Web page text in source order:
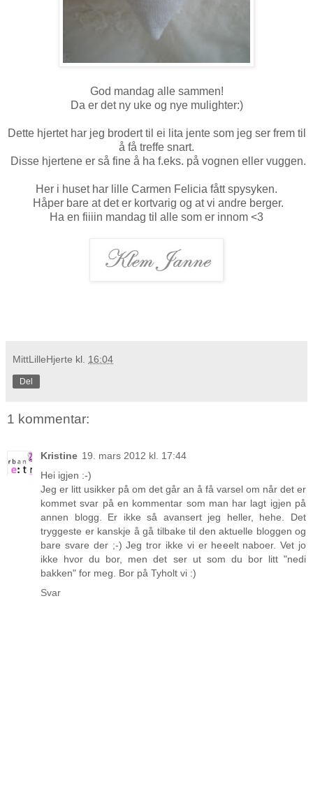
God mandag alle sammen!
Da er det ny uke og nye mulighter:)
Dette hjertet har jeg brodert til ei lita jente som jeg ser frem til
å få treffe snart.
Disse hjertene er så fine å ha f.eks. på vognen eller vuggen.
Her i huset har lille Carmen Felicia fått spysyken.
Håper bare at det er kortvarig og at vi andre berger.
Ha en fiiiin mandag til alle som er innom <3
MittLilleHjerte kl. 16:04
Del
1 kommentar:
Kristine 19. mars 2012 kl. 17:44
Hei igjen :-)
Jeg er litt usikker på om det går an å få varsel om når det er
kommet svar på en kommentar som man har lagt igjen på
annen blogg. Er ikke så avansert jeg heller, hehe. Det
tryggeste er kanskje å gå tilbake til den aktuelle bloggen og
bare svare der ;-) Jeg tror ikke vi er heeelt naboer. Vet jo
ikke hvor du bor, men det ser ut som du bor litt "nedi
bakken" for meg. Bor på Tyholt vi :)
Svar